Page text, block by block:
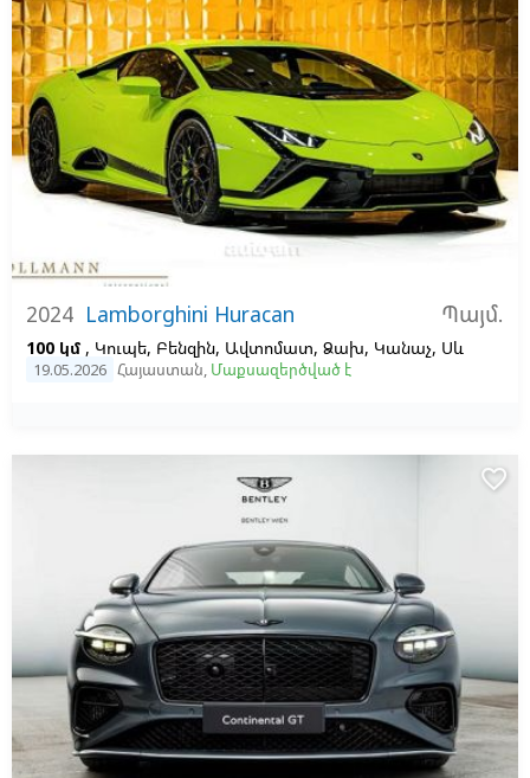
2024 Lamborghini Huracan Պայմ.
100 կմ , Կուպե, Բենզին, Ավտոմատ, Ձախ, Կանաչ, Սև
19.05.2026 Հայաստան, Մաքսազերծված է
favorite_border